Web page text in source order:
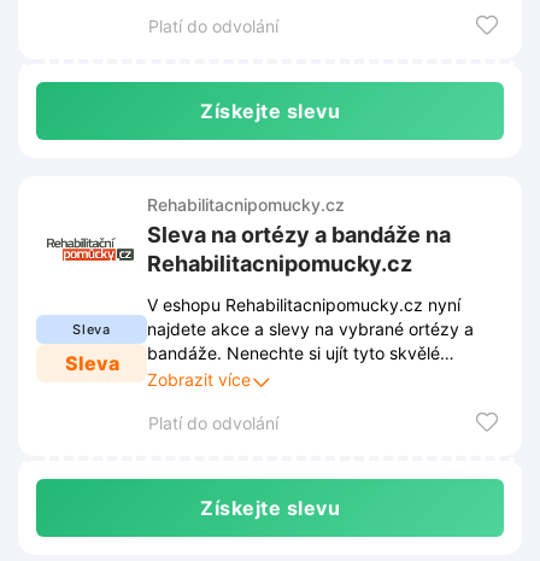
Platí do odvolání
Získejte slevu
Sleva
Sleva
Rehabilitacnipomucky.cz
Sleva na ortézy a bandáže na
Rehabilitacnipomucky.cz
V eshopu Rehabilitacnipomucky.cz nyní
najdete akce a slevy na vybrané ortézy a
bandáže. Nenechte si ujít tyto skvělé
příležitosti k nákupu kvalitních
Zobrazit více
Platí do odvolání
Získejte slevu